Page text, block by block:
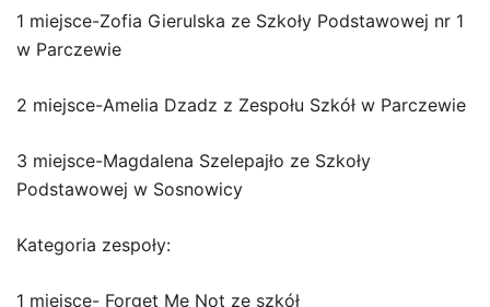
1 miejsce-Zofia Gierulska ze Szkoły Podstawowej nr 1
w Parczewie
2 miejsce-Amelia Dzadz z Zespołu Szkół w Parczewie
3 miejsce-Magdalena Szelepajło ze Szkoły
Podstawowej w Sosnowicy
Kategoria zespoły:
1 miejsce- Forget Me Not ze szkół